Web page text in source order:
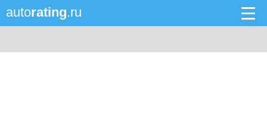
autorating.ru